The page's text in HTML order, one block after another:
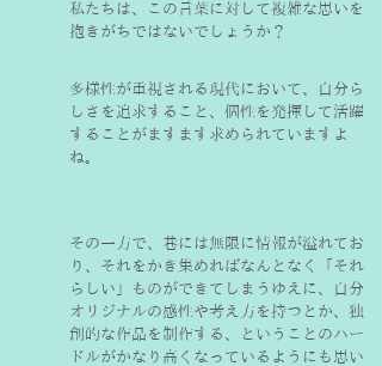
私たちは、この言葉に対して複雑な思いを
抱きがちではないでしょうか？
多様性が重視される現代において、自分ら
しさを追求すること、個性を発揮して活躍
することがますます求められていますよ
ね。
その一方で、巷には無限に情報が溢れてお
り、それをかき集めればなんとなく「それ
らしい」ものができてしまうゆえに、自分
オリジナルの感性や考え方を持つとか、独
創的な作品を制作する、ということのハー
ドルがかなり高くなっているようにも思い